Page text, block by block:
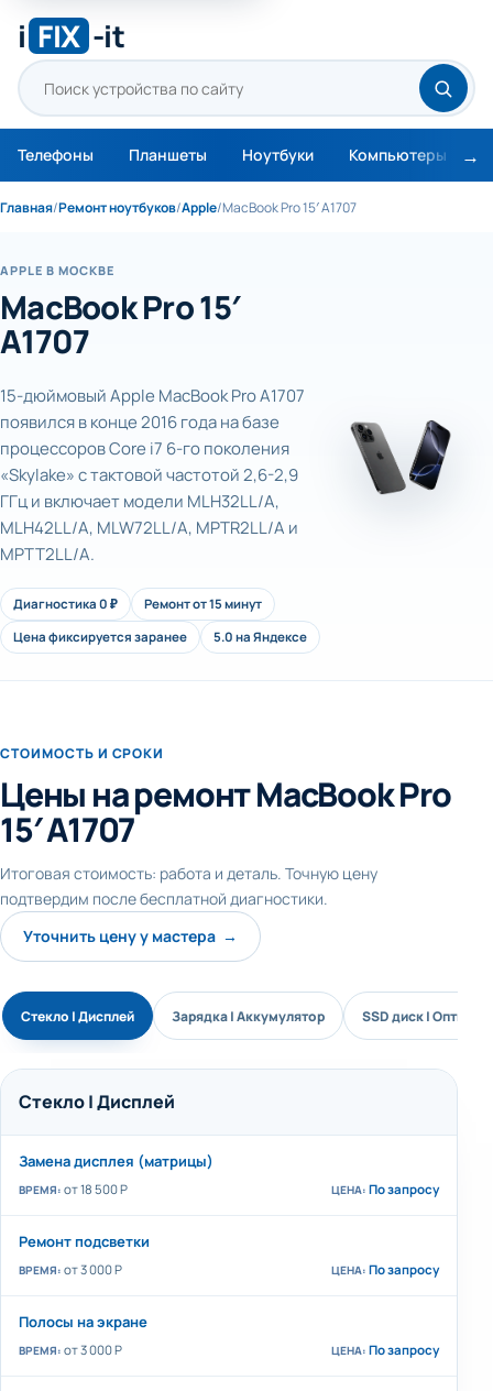
i FIX -it
Телефоны Планшеты Ноутбуки Компьютеры
Главная/Ремонт ноутбуков/Apple/MacBook Pro 15′ A1707
APPLE В МОСКВЕ
MacBook Pro 15′
A1707
15-дюймовый Apple MacBook Pro A1707
появился в конце 2016 года на базе
процессоров Core i7 6-го поколения
«Skylake» с тактовой частотой 2,6-2,9
ГГц и включает модели MLH32LL/A,
MLH42LL/A, MLW72LL/A, MPTR2LL/A и
MPTT2LL/A.
Диагностика 0 ₽
Ремонт от 15 минут
Цена фиксируется заранее
5.0 на Яндексе
СТОИМОСТЬ И СРОКИ
Цены на ремонт MacBook Pro
15′ A1707
Итоговая стоимость: работа и деталь. Точную цену
подтвердим после бесплатной диагностики.
Уточнить цену у мастера →
Стекло | Дисплей Зарядка | Аккумулятор SSD диск |
Стекло | Дисплей
Замена дисплея (матрицы)
от 18 500 P По запросу
Ремонт подсветки
от 3 000 Р По запросу
Полосы на экране
от 3 000 Р По запросу